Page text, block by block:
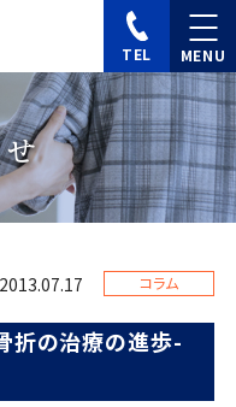
TEL
2013.07.17 コラム
の治療の進歩-